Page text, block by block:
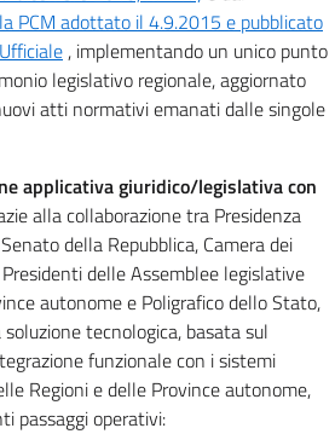
PCM adottato il 4.9.2015 e pubblicato
, implementando un unico punto
legislativo regionale, aggiornato
atti normativi emanati dalle singole
applicativa giuridico/legislativa con
alla collaborazione tra Presidenza
della Repubblica, Camera dei
delle Assemblee legislative
autonome e Poligrafico dello Stato,
tecnologica, basata sul
funzionale con i sistemi
Regioni e delle Province autonome,
passaggi operativi: